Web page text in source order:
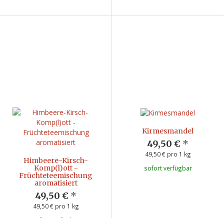
Himbeere-Kirsch-
Komp(l)ott -
Früchteteemischung
aromatisiert
49,50 € *
49,50 € pro 1 kg
Kirmesmandel
49,50 € *
49,50 € pro 1 kg
sofort verfügbar